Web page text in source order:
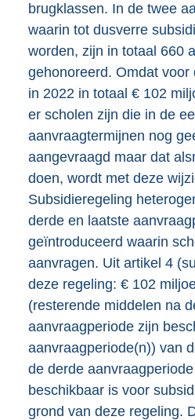
brugklassen. In de twee
waarin tot dusverre
worden, zijn in totaal 660
gehonoreerd. Omdat voor
in 2022 in totaal € 102
er scholen zijn die in de
aanvraagtermijnen nog
aangevraagd maar dat
doen, wordt met deze
Subsidieregeling
derde en laatste
geïntroduceerd waarin
aanvragen. Uit artikel 4
deze regeling: € 102
(resterende middelen na
aanvraagperiode zijn
aanvraagperiode(n)) van
de derde
beschikbaar is voor
grond van deze regeling.